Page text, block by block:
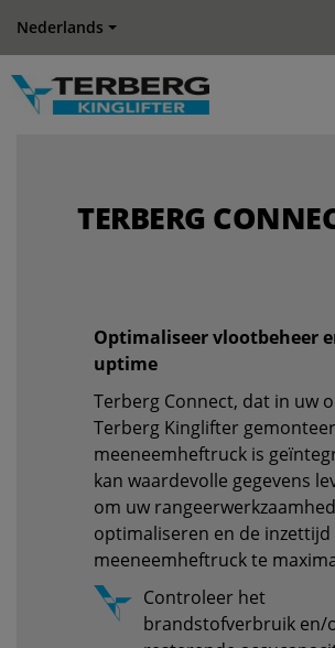
Nederlands
TERBERG
Optimaliseer vlootbeheer
uptime
Terberg Connect, dat in uw
Terberg Kinglifter
meeneemheftruck is
kan waardevolle gegevens
om uw
optimaliseren en de inzettijd
meeneemheftruck te
Controleer het
brandstofverbruik en/